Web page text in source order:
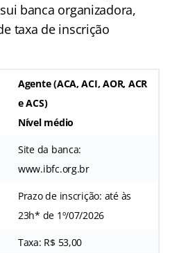
banca organizadora,
taxa de inscrição
Agente (ACA, ACI, AOR, ACR
e ACS)
Nível médio
Site da banca:
www.ibfc.org.br
Prazo de inscrição: até às
23h* de 1º/07/2026
Taxa: R$ 53,00